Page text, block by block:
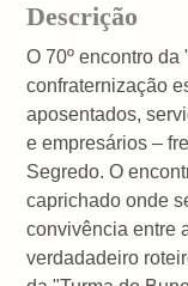
Descrição
O 70º encontro
confraternização
aposentados,
e empresários –
Segredo. O
caprichado onde
convivência entre
verdadadeiro